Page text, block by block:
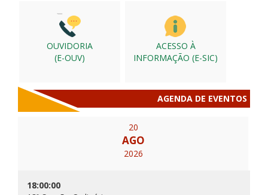
OUVIDORIA
(E-OUV)
ACESSO À
INFORMAÇÃO (E-SIC)
AGENDA DE EVENTOS
20
AGO
2026
18:00:00